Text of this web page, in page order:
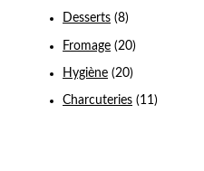
Desserts (8)
Fromage (20)
Hygiène (20)
Charcuteries (11)